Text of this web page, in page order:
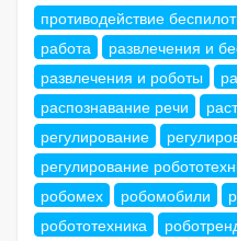
противодействие
работа
развлечения и
развлечения и роботы
распознавание речи
регулирование
регулирование
робомех
робомобили
робототехника